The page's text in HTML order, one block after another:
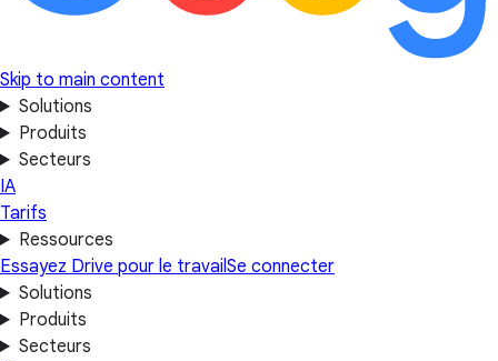
Skip to main content
Solutions
Produits
Secteurs
IA
Tarifs
Ressources
Essayez Drive pour le travailSe connecter
Solutions
Produits
Secteurs